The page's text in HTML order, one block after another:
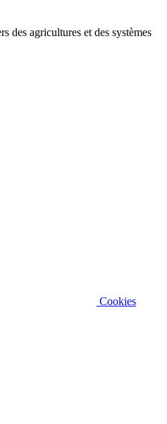
des agricultures et des systèmes
Cookies